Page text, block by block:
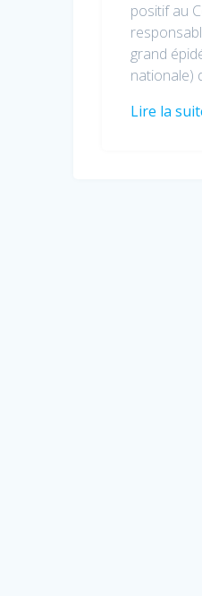
positif au
grand
nationale)
Lire la